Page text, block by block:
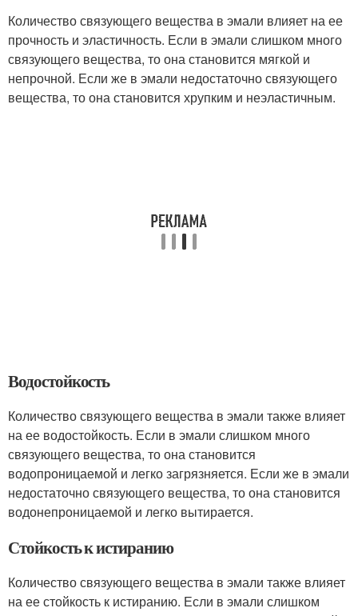
Количество связующего вещества в эмали влияет на ее
прочность и эластичность. Если в эмали слишком много
связующего вещества, то она становится мягкой и
непрочной. Если же в эмали недостаточно связующего
вещества, то она становится хрупким и неэластичным.
Водостойкость
Количество связующего вещества в эмали также влияет
на ее водостойкость. Если в эмали слишком много
связующего вещества, то она становится
водопроницаемой и легко загрязняется. Если же в эмали
недостаточно связующего вещества, то она становится
водонепроницаемой и легко вытирается.
Стойкость к истиранию
Количество связующего вещества в эмали также влияет
на ее стойкость к истиранию. Если в эмали слишком